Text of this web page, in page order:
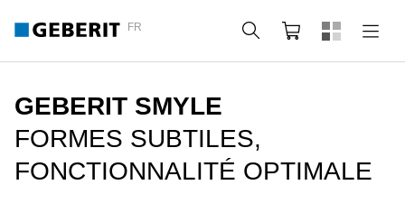
FR Rechercher
Panier
GEBERIT SMYLE
FORMES SUBTILES,
FONCTIONNALITÉ OPTIMALE